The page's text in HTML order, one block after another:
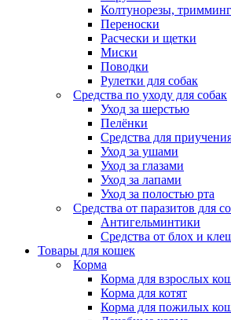
Колтунорезы,
Переноски
Расчески и щетки
Миски
Поводки
Рулетки для собак
Средства по уходу для собак
Уход за шерстью
Пелёнки
Средства для
Уход за ушами
Уход за глазами
Уход за лапами
Уход за полостью рта
Средства от паразитов для
Антигельминтики
Средства от блох и
Товары для кошек
Корма
Корма для взрослых
Корма для котят
Корма для пожилых